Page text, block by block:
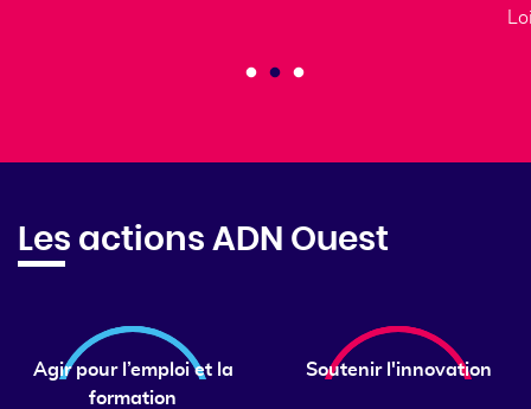
Les actions ADN Ouest
Agir pour l’emploi et la
formation
Soutenir l'innovation